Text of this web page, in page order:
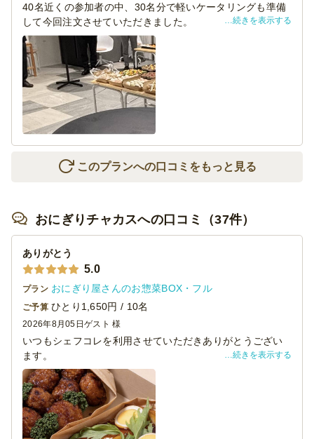
40名近くの参加者の中、30名分で軽いケータリングも準備
して今回注文させていただきました。
おにぎりということで、メンバーの方も喜んで食べてい
て、残るか心配しておりましたが美味しく食べきりまし
た。ラップに包まれていて、手も汚さず食べれたので大変
助かりました。
お支払いにお待たせしてしまい申し訳ありませんでした。
続きを表示する
このプランへの口コミをもっと見る
おにぎりチャカスへの口コミ（37件）
ありがとう
5.0
プラン おにぎり屋さんのお惣菜BOX・フル
ご予算 ひとり1,650円 / 10名
2026年8月05日 ゲスト 様
いつもシェフコレを利用させていただきありがとうござい
ます。
本日は懇親会にて、貴店をご利用させていただきました。
料理の見た目は素晴らしく、大変満足しております。
続きを表示する